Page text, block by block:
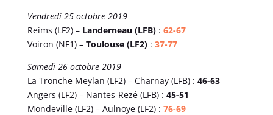
Vendredi 25 octobre 2019
Reims (LF2) – Landerneau (LFB): 62-67
Voiron (NF1) – Toulouse (LF2): 37-77
Samedi 26 octobre 2019
La Tronche Meylan (LF2) – Charnay (LFB) : 46-63
Angers (LF2) – Nantes-Rezé (LFB) : 45-51
Mondeville (LF2) – Aulnoye (LF2) : 76-69